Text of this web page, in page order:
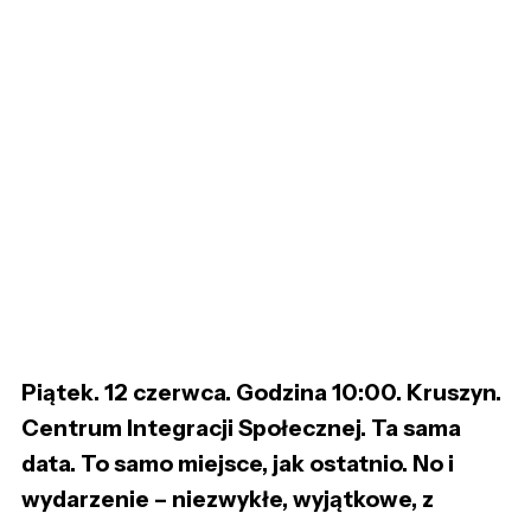
Piątek. 12 czerwca. Godzina 10:00. Kruszyn.
Centrum Integracji Społecznej. Ta sama
data. To samo miejsce, jak ostatnio. No i
wydarzenie – niezwykłe, wyjątkowe, z